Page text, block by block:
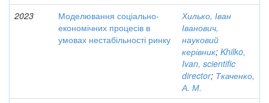
2023
Моделювання соціально-
економічних процесів в
умовах нестабільності ринку
Хилько, Іван
Іванович,
науковий
керівник; Khilko,
Ivan, scientific
director; Ткаченко,
А. М.